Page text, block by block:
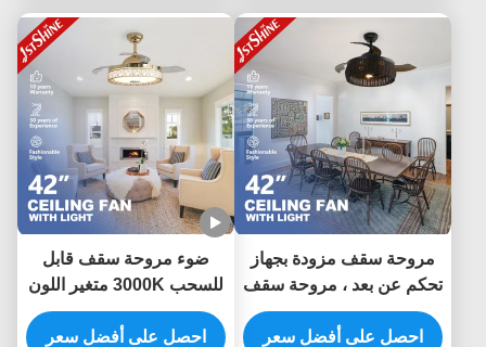
مروحة سقف مزودة بجهاز
تحكم عن بعد ، مروحة سقف
LED مزخرفة
احصل على أفضل سعر
ضوء مروحة سقف قابل
للسحب 3000K متغير اللون
لغرفة نوم الفندق
احصل على أفضل سعر